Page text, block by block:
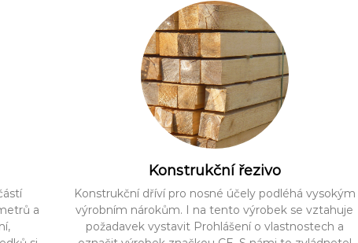
a
Konstrukční řezivo
Konstrukční dříví pro nosné účely podléhá vysokým
výrobním nárokům. I na tento výrobek se vztahuje
požadavek vystavit Prohlášení o vlastnostech a